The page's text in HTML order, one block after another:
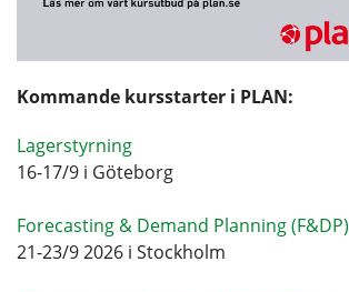
Kommande kursstarter i PLAN:
Lagerstyrning
16-17/9 i Göteborg
Forecasting & Demand Planning (F&DP)
21-23/9 2026 i Stockholm